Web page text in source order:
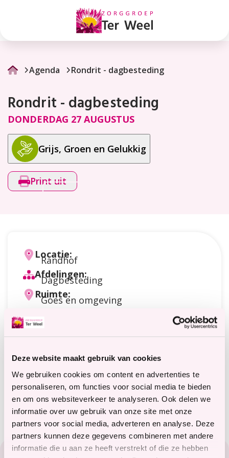
Deze website maakt gebruik van cookies
We gebruiken cookies om content en advertenties te
personaliseren, om functies voor social media te bieden
en om ons websiteverkeer te analyseren. Ook delen we
informatie over uw gebruik van onze site met onze
partners voor social media, adverteren en analyse. Deze
partners kunnen deze gegevens combineren met andere
informatie die u aan ze heeft verstrekt of die ze hebben
Agenda Rondrit - dagbesteding
Rondrit - dagbesteding
DONDERDAG 27 AUGUSTUS
Grijs, Groen en Gelukkig
Print uit
Locatie:
Randhof
Afdelingen:
Dagbesteding
Ruimte:
Goes en omgeving
27 augustus 2026
van 13:00 uur tot
16:00 uur
Dagbesteding
Natuur,Op stap
Meer informatie?
terweelactief@terweel.nl
Footer